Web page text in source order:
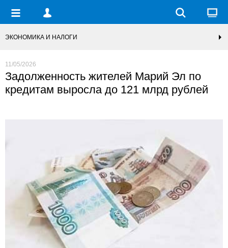
ЭКОНОМИКА И НАЛОГИ
11/05/2026
Задолженность жителей Марий Эл по
кредитам выросла до 121 млрд рублей